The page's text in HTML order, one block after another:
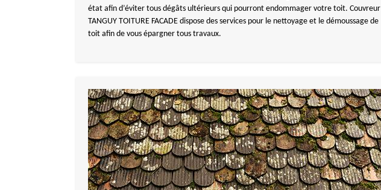
état afin d’éviter tous dégâts ultérieurs qui pourront endommager votre toit. Couvreur
TANGUY TOITURE FACADE dispose des services pour le nettoyage et le démoussage de
toit afin de vous épargner tous travaux.